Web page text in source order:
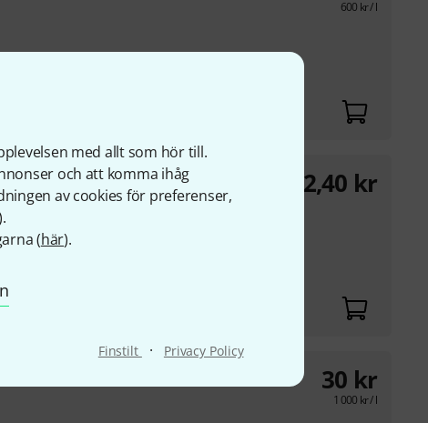
med allt som hör till.
och att komma ihåg
av cookies för preferenser,
(här).
Finstilt · Privacy Policy
600 kr/ l
is suitable for the
instrument
22,40 kr
30 kr
1 000 kr/ l